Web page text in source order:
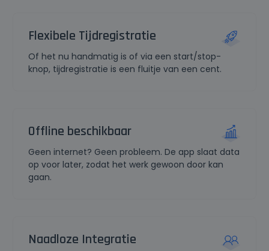
Flexibele Tijdregistratie
Of het nu handmatig is of via een start/stop-
knop, tijdregistratie is een fluitje van een cent.
Offline beschikbaar
Geen internet? Geen probleem. De app slaat data
op voor later, zodat het werk gewoon door kan
gaan.
Naadloze Integratie